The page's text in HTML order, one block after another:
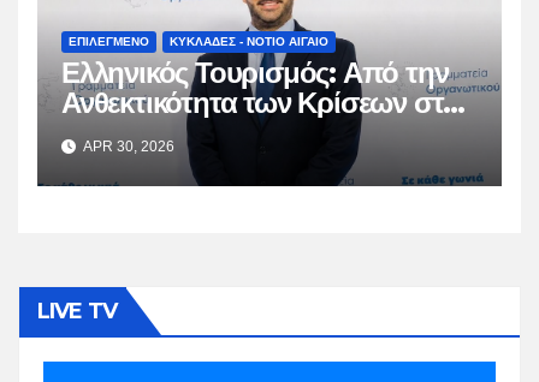
ΕΠΙΛΕΓΜΕΝΟ ΚΥΚΛΑΔΕΣ - ΝΟΤΙΟ ΑΙΓΑΙΟ
Ελληνικός Τουρισμός: Από την
Ανθεκτικότητα των Κρίσεων στη
Βιώσιμη Ωρίμαση
APR 30, 2026
LIVE TV